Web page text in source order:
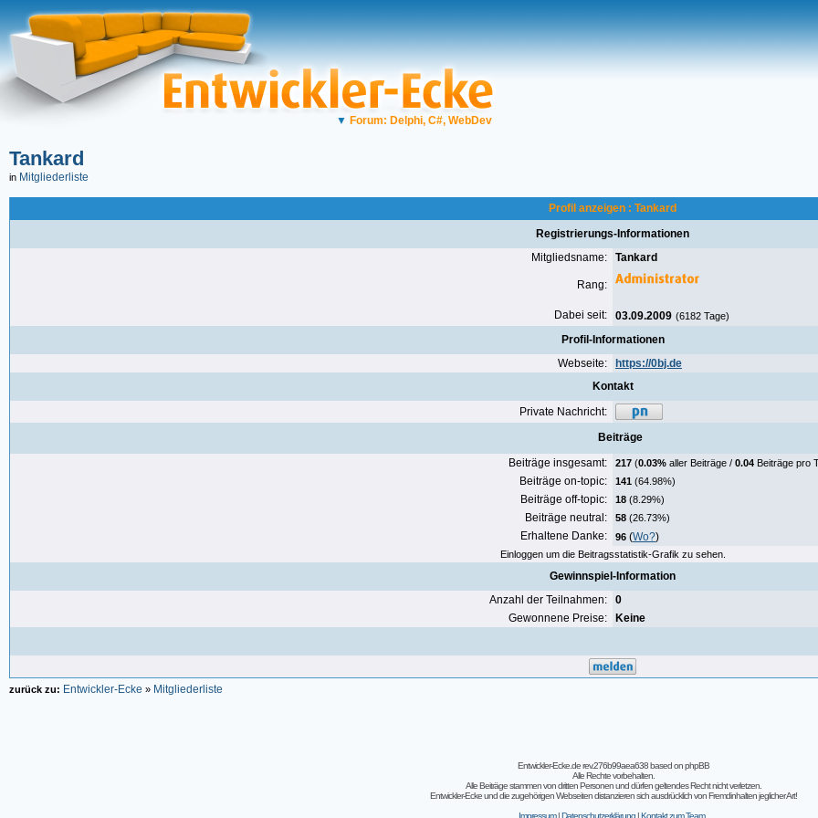
▼ Forum: Delphi, C#, WebDev
Tankard
in Mitgliederliste
Profil anzeigen : Tankard
Registrierungs-Informationen
Mitgliedsname:
Tankard
Rang:
Dabei seit: 03.09.2009 (6182 Tage)
Profil-Informationen
Webseite:
https://0bj.de
Kontakt
Private Nachricht:
Beiträge
Beiträge insgesamt:
217 (0.03% aller Beiträge / 0.04 Beiträge pro
Beiträge on-topic: 141 (64.98%)
Beiträge off-topic: 18 (8.29%)
Beiträge neutral: 58 (26.73%)
Erhaltene Danke: 96 (Wo?)
Einloggen um die Beitragsstatistik-Grafik zu sehen.
Gewinnspiel-Information
Anzahl der Teilnahmen:
0
Gewonnene Preise:
Keine
zurück zu: Entwickler-Ecke » Mitgliederliste
Entwickler-Ecke.de rev.276b99aea638based onphpBB
Alle Rechte vorbehalten.
Alle Beiträge stammen von dritten Personen und dürfen geltendes Recht nicht verletzen.
Entwickler-Ecke und die zugehörigen Webseiten distanzieren sich ausdrücklich von Fremdinhalten jeglicher Art!
Impressum|Datenschutzerklärung |Kontakt zum Team